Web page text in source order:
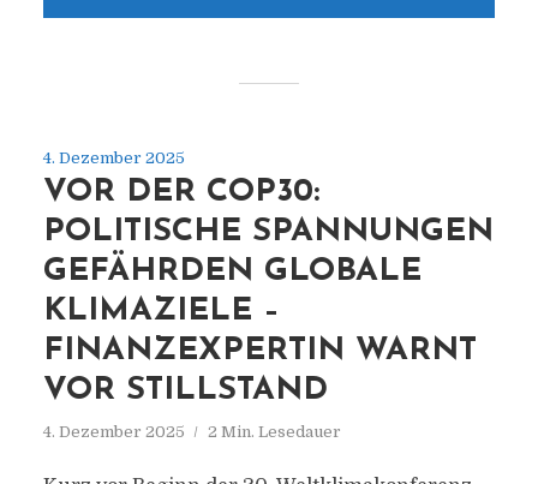
4. Dezember 2025
VOR DER COP30:
POLITISCHE SPANNUNGEN
GEFÄHRDEN GLOBALE
KLIMAZIELE –
FINANZEXPERTIN WARNT
VOR STILLSTAND
4. Dezember 2025 2 Min. Lesedauer